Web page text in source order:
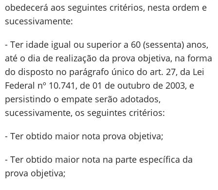
obedecerá aos seguintes critérios, nesta ordem e
sucessivamente:
- Ter idade igual ou superior a 60 (sessenta) anos,
até o dia de realização da prova objetiva, na forma
do disposto no parágrafo único do art. 27, da Lei
Federal nº 10.741, de 01 de outubro de 2003, e
persistindo o empate serão adotados,
sucessivamente, os seguintes critérios:
- Ter obtido maior nota prova objetiva;
- Ter obtido maior nota na parte específica da
prova objetiva;